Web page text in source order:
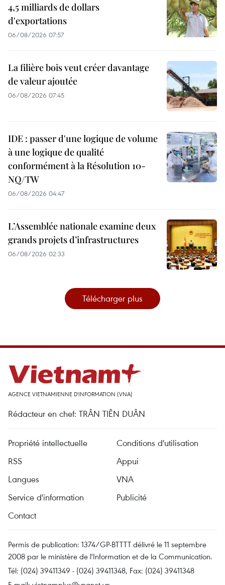
4,5 milliards de dollars
d'exportations
06/08/2026 07:57
La filière bois veut créer davantage
de valeur ajoutée
06/08/2026 07:45
IDE : passer d'une logique de volume
à une logique de qualité
conformément à la Résolution 10-
NQ/TW
06/08/2026 04:47
L’Assemblée nationale examine deux
grands projets d’infrastructures
06/08/2026 02:33
Télécharger plus
AGENCE VIETNAMIENNE D'INFORMATION (VNA)
Rédacteur en chef: TRÂN TIÊN DUÂN
Propriété intellectuelle
Conditions d'utilisation
RSS
Appui
Langues
VNA
Service d'information
Publicité
Contact
Permis de publication: 1374/GP-BTTTT délivré le 11 septembre
2008 par le ministère de l'Information et de la Communication.
Tél: (024) 39411349 - (024) 39411348, Fax: (024) 39411348